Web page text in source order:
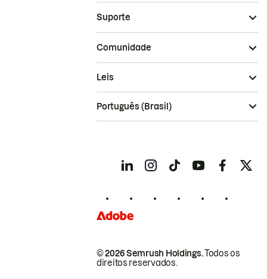
Suporte
Comunidade
© 2026 Semrush Holdings.Todos os
direitos reservados.
Leis
Português (Brasil)